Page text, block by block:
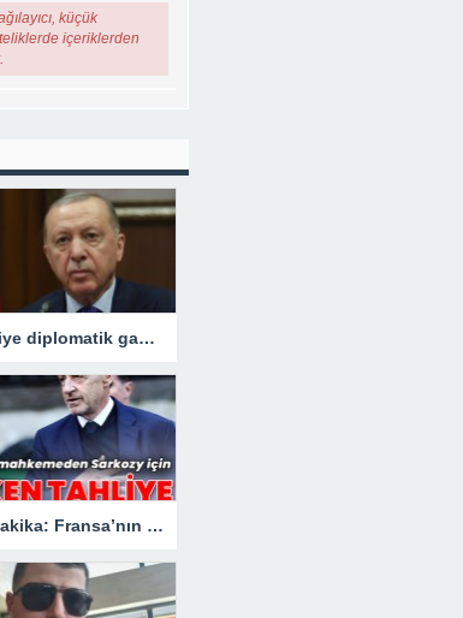
küçük
içeriklerden
“Türkiye diplomatik gayretlerine devam edecek”
Son dakika: Fransa’nın eski lideri Sarkozy’e erken tahliye.